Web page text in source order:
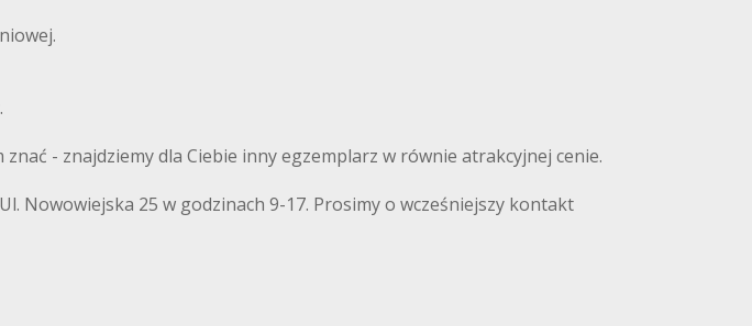
- znajdziemy dla Ciebie inny egzemplarz w równie atrakcyjnej cenie.
Nowowiejska 25 w godzinach 9-17. Prosimy o wcześniejszy kontakt